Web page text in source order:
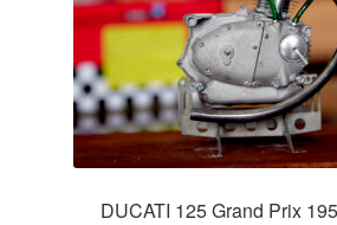
DUCATI 125 Grand Prix